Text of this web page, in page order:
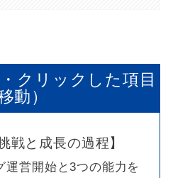
クリックした項目
動）
戦と成長の過程】
運営開始と3つの能力を